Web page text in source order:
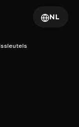
NL